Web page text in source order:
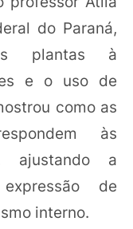
do Paraná,
plantas à
e o uso de
como as
às
ajustando a
de
interno.